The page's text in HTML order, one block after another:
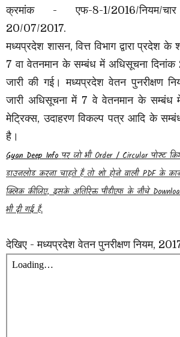
क्रमांक - एफ-8-1/2016/नियम/
20/07/2017.
मध्यप्रदेश शासन, वित्त विभाग द्वारा प्रदेश के
7 वा वेतनमान के सम्बंध में अधिसूचना
जारी की गई। मध्यप्रदेश वेतन पुनरीक्षण
जारी अधिसूचना में 7 वे वेतनमान के
मेट्रिक्स, उदाहरण विकल्प पत्र आदि के
है।
Gyan Deep Info पर जो भी Order / Circular पोस्ट
डाउनलोड करना चाहते हैं तो शो होने वाली PDF के
क्लिक कीजिए, इसके अतिरिक्त पीडीएफ के नीचे
भी दी गई है.
देखिए - मध्यप्रदेश वेतन पुनरीक्षण नियम,